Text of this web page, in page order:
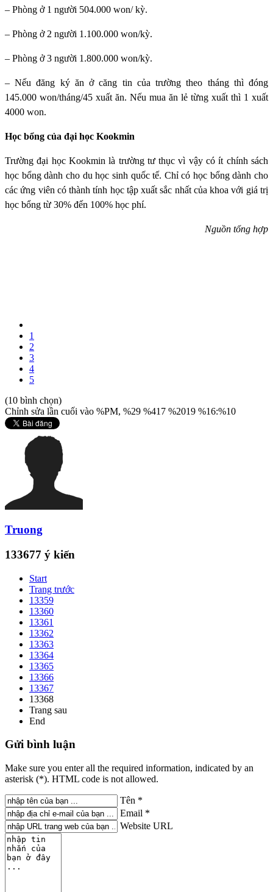
– Phòng ở 1 người 504.000 won/ kỳ.
– Phòng ở 2 người 1.100.000 won/kỳ.
– Phòng ở 3 người 1.800.000 won/kỳ.
– Nếu đăng ký ăn ở căng tin của trường theo tháng thì đóng
145.000 won/tháng/45 xuất ăn. Nếu mua ăn lẻ từng xuất thì 1 xuất
4000 won.
Học bổng của đại học Kookmin
Trường đại học Kookmin là trường tư thục vì vậy có ít chính sách
học bổng dành cho du học sinh quốc tế. Chỉ có học bổng dành cho
các ứng viên có thành tính học tập xuất sắc nhất của khoa với giá trị
học bổng từ 30% đến 100% học phí.
Nguồn tổng hợp
1
2
3
4
5
(10 bình chọn)
Chỉnh sửa lần cuối vào %PM, %29 %417 %2019 %16:%10
Truong
133677 ý kiến
Start
Trang trước
13359
13360
13361
13362
13363
13364
13365
13366
13367
13368
Trang sau
End
Gửi bình luận
Make sure you enter all the required information, indicated by an
asterisk (*). HTML code is not allowed.
Tên *
Email *
Website URL